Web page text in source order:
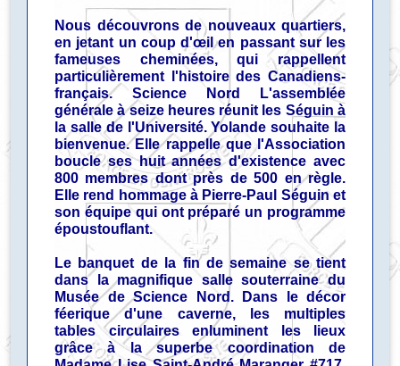
Nous découvrons de nouveaux quartiers,
en jetant un coup d'œil en passant sur les
fameuses cheminées, qui rappellent
particulièrement l'histoire des Canadiens-
français. Science Nord L'assemblée
générale à seize heures réunit les Séguin à
la salle de l'Université. Yolande souhaite la
bienvenue. Elle rappelle que l'Association
boucle ses huit années d'existence avec
800 membres dont près de 500 en règle.
Elle rend hommage à Pierre-Paul Séguin et
son équipe qui ont préparé un programme
époustouflant.
Le banquet de la fin de semaine se tient
dans la magnifique salle souterraine du
Musée de Science Nord. Dans le décor
féerique d'une caverne, les multiples
tables circulaires enluminent les lieux
grâce à la superbe coordination de